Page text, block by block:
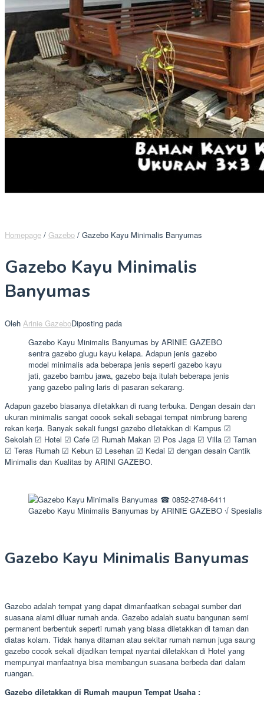
Homepage / Gazebo / Gazebo Kayu Minimalis Banyumas
Gazebo Kayu Minimalis
Banyumas
Oleh Arinie GazeboDiposting pada
Gazebo Kayu Minimalis Banyumas by ARINIE GAZEBO
sentra gazebo glugu kayu kelapa. Adapun jenis gazebo
model minimalis ada beberapa jenis seperti gazebo kayu
jati, gazebo bambu jawa, gazebo baja itulah beberapa jenis
yang gazebo paling laris di pasaran sekarang.
Adapun gazebo biasanya diletakkan di ruang terbuka. Dengan desain dan
ukuran minimalis sangat cocok sekali sebagai tempat nimbrung bareng
rekan kerja. Banyak sekali fungsi gazebo diletakkan di Kampus ☑
Sekolah ☑ Hotel ☑ Cafe ☑ Rumah Makan ☑ Pos Jaga ☑ Villa ☑ Taman
☑ Teras Rumah ☑ Kebun ☑ Lesehan ☑ Kedai ☑ dengan desain Cantik
Minimalis dan Kualitas by ARINI GAZEBO.
Gazebo Kayu Minimalis Banyumas by ARINIE GAZEBO √
Gazebo Kayu Minimalis Banyumas
Gazebo adalah tempat yang dapat dimanfaatkan sebagai sumber dari
suasana alami diluar rumah anda. Gazebo adalah suatu bangunan semi
permanent berbentuk seperti rumah yang biasa diletakkan di taman dan
diatas kolam. Tidak hanya ditaman atau sekitar rumah namun juga saung
gazebo cocok sekali dijadikan tempat nyantai diletakkan di Hotel yang
mempunyai manfaatnya bisa membangun suasana berbeda dari dalam
ruangan.
Gazebo diletakkan di Rumah maupun Tempat Usaha :